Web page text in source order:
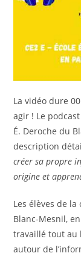
La vidéo dure
agir ! Le
É. Deroche du
description
créer sa propre
origine et
Les élèves de la
Blanc-Mesnil,
travaillé tout au
autour de